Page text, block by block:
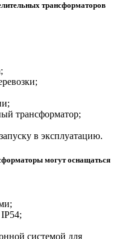
трансформаторов
трансформатор;
в эксплуатацию.
могут оснащаться
системой для